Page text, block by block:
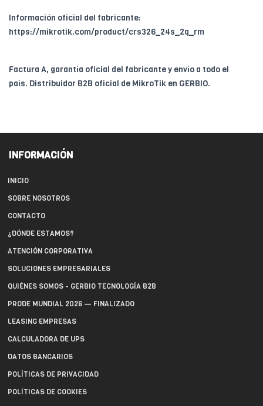
Información oficial del fabricante:
https://mikrotik.com/product/crs326_24s_2q_rm
Factura A, garantía oficial del fabricante y envío a todo el
país. Distribuidor B2B oficial de MikroTik en GERBIO.
INFORMACIÓN
INICIO
SOBRE NOSOTROS
CONTACTO
¿DÓNDE ESTAMOS?
ATENCIÓN CORPORATIVA
SOLUCIONES EMPRESARIALES
QUIÉNES SOMOS - GERBIO TECNOLOGÍA B2B
PRODE MUNDIAL 2026 — FINALIZADO
LEASING EMPRESAS
CALCULADORA DE UPS
DATOS BANCARIOS
POLÍTICAS DE PRIVACIDAD
POLÍTICAS DE COOKIES